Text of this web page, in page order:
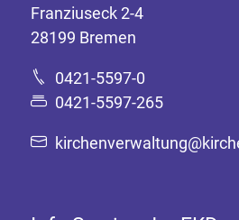
Franziuseck 2-4
28199 Bremen
0421-5597-0
0421-5597-265